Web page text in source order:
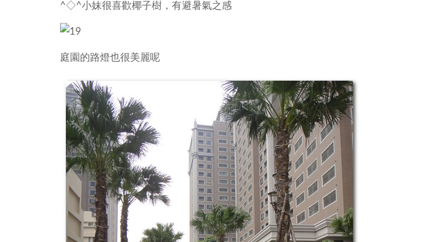
^◇^小妹很喜歡椰子樹，有避暑氣之感
庭園的路燈也很美麗呢